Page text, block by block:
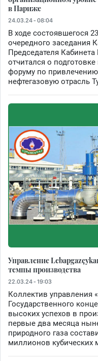
в Париже
24.03.24 - 08:04
В ходе состоявшегося
очередного заседания
Председателя
отчитался о
форуму по
нефтегазовую отрасль
Управление
темпы производства
22.03.24 - 19:03
Коллектив управления
Государственного
высоких успехов в
первые два месяца
природного газа
миллионов кубических